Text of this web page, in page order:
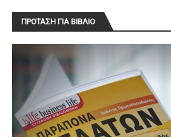
ΠΡΟΤΑΣΗ ΓΙΑ ΒΙΒΛΙΟ